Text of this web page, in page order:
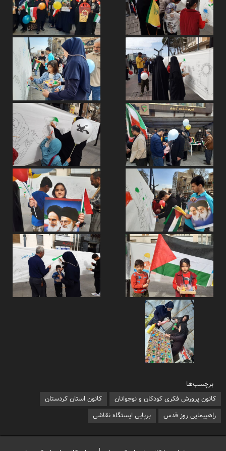
برچسب‌ها
کانون پرورش فکری کودکان و نوجوانان
کانون استان کردستان
راهپیمایی روز قدس
برپایی ایستگاه نقاشی